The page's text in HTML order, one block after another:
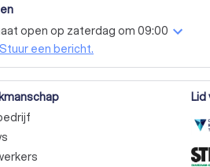
open op zaterdag om 09:00
een bericht.
Lid